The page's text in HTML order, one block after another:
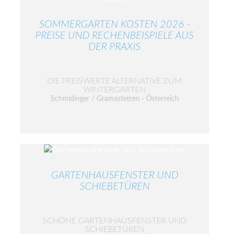
SOMMERGARTEN KOSTEN 2026 -
PREISE UND RECHENBEISPIELE AUS
DER PRAXIS
DIE PREISWERTE ALTERNATIVE ZUM
WINTERGARTEN
Schmidinger / Gramastetten - Österreich
GARTENHAUSFENSTER UND
SCHIEBETÜREN
SCHÖNE GARTENHAUSFENSTER UND
SCHIEBETÜREN